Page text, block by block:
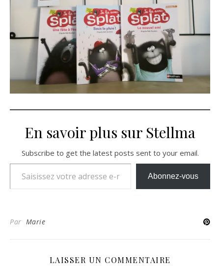
En savoir plus sur Stellma
Subscribe to get the latest posts sent to your email.
Saisissez votre adresse e-mail…
Abonnez-vous
Par Marie
LAISSER UN COMMENTAIRE